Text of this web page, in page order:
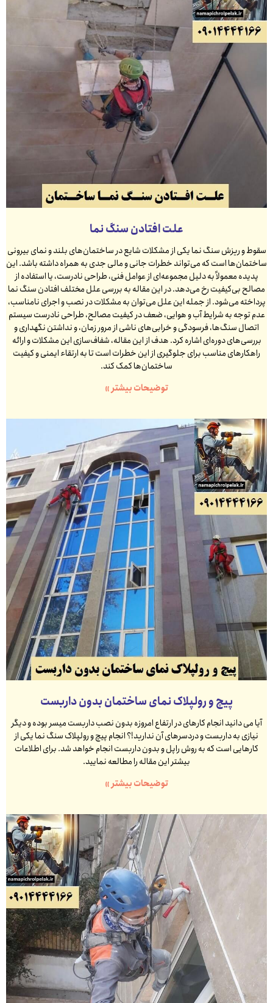
علت افتادن سنگ نما
سقوط و ریزش سنگ نما یکی از مشکلات شایع در ساختمان‌های بلند و نمای بیرونی
ساختمان‌ها است که می‌تواند خطرات جانی و مالی جدی به همراه داشته باشد. این
پدیده معمولاً به دلیل مجموعه‌ای از عوامل فنی، طراحی نادرست، یا استفاده از
مصالح بی‌کیفیت رخ می‌دهد. در این مقاله به بررسی علل مختلف افتادن سنگ نما
پرداخته می‌شود. از جمله این علل می‌توان به مشکلات در نصب و اجرای نامناسب،
عدم توجه به شرایط آب و هوایی، ضعف در کیفیت مصالح، طراحی نادرست سیستم
اتصال سنگ‌ها، فرسودگی و خرابی‌های ناشی از مرور زمان، و نداشتن نگهداری و
بررسی‌های دوره‌ای اشاره کرد. هدف از این مقاله، شفاف‌سازی این مشکلات و ارائه
راهکارهای مناسب برای جلوگیری از این خطرات است تا به ارتقاء ایمنی و کیفیت
ساختمان‌ها کمک کند.
توضیحات بیشتر »
پیچ و رولپلاک نمای ساختمان بدون داربست
آیا می دانید انجام کارهای در ارتفاع امروزه بدون نصب داربست میسر بوده و دیگر
نیازی به داربست و دردسرهای آن ندارید!؟ انجام پیچ و رولپلاک سنگ نما یکی از
کارهایی است که به روش راپل و بدون داربست انجام خواهد شد. برای اطلاعات
بیشتر این مقاله را مطالعه نمایید.
توضیحات بیشتر »